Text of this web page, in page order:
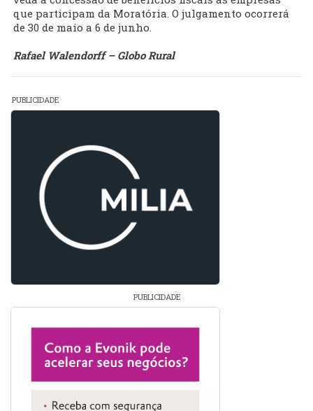
que participam da Moratória. O julgamento ocorrerá
de 30 de maio a 6 de junho.
Rafael Walendorff – Globo Rural
PUBLICIDADE
PUBLICIDADE